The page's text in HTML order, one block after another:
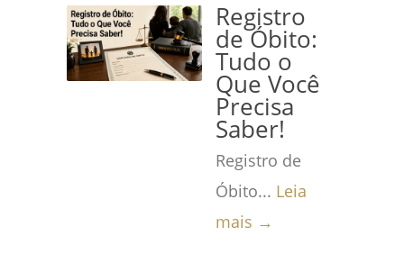
Registro
de Óbito:
Tudo o
Que Você
Precisa
Saber!
Registro de
Óbito... Leia
mais →